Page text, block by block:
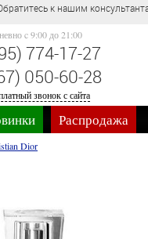
по телефону +7(495)774-
c 9:00 до 21:00
774-17-27
050-60-28
звонок с сайта
Распродажа
Dior